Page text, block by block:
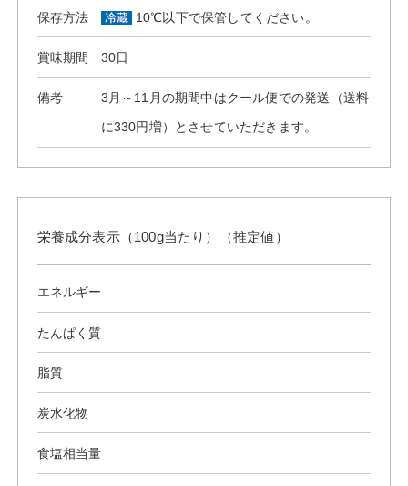
保存方法 10℃以下で保管してください。
賞味期間 30日
備考
3月～11月の期間中はクール便での発送（送料
に330円増）とさせていただきます。
栄養成分表示（100g当たり）（推定値）
エネルギー
たんぱく質
脂質
炭水化物
食塩相当量